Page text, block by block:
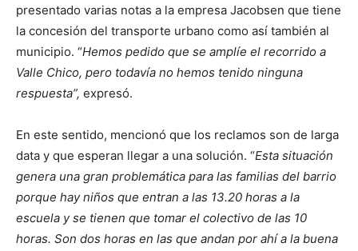
presentado varias notas a la empresa Jacobsen que tiene
la concesión del transporte urbano como así también al
municipio. “Hemos pedido que se amplíe el recorrido a
Valle Chico, pero todavía no hemos tenido ninguna
respuesta”, expresó.
En este sentido, mencionó que los reclamos son de larga
data y que esperan llegar a una solución. “Esta situación
genera una gran problemática para las familias del barrio
porque hay niños que entran a las 13.20 horas a la
escuela y se tienen que tomar el colectivo de las 10
horas. Son dos horas en las que andan por ahí a la buena